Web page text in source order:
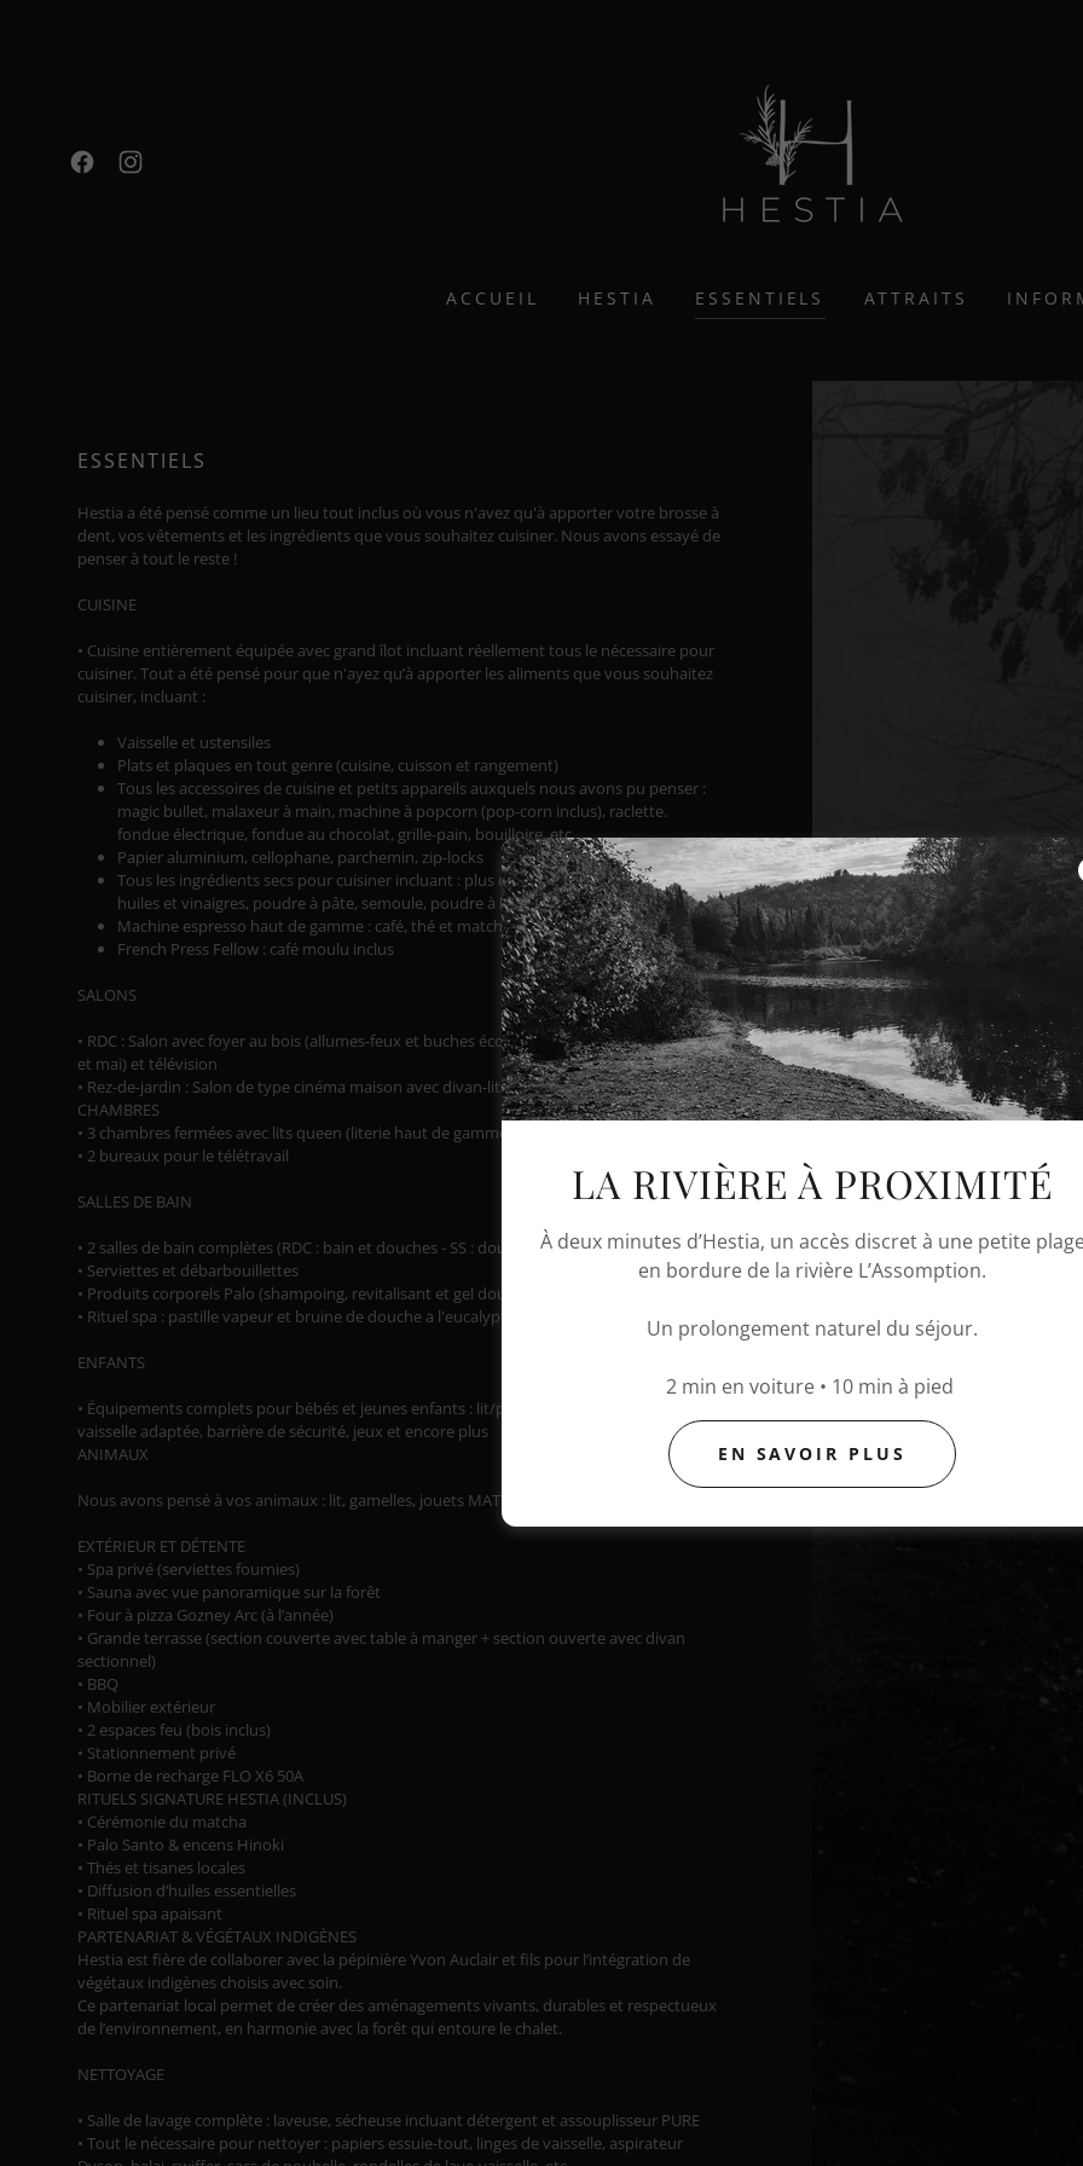
ACCUEIL HESTIA ESSENTIELS ATTRAITS
ESSENTIELS
Hestia a été pensé comme un lieu tout inclus où vous n'avez qu'à apporter votre brosse à
dent, vos vêtements et les ingrédients que vous souhaitez cuisiner. Nous avons essayé de
penser à tout le reste !
CUISINE
• Cuisine entièrement équipée avec grand îlot incluant réellement tous le nécessaire pour
cuisiner. Tout a été pensé pour que n'ayez qu’à apporter les aliments que vous souhaitez
cuisiner, incluant :
Vaisselle et ustensiles
Plats et plaques en tout genre (cuisine, cuisson et rangement)
Tous les accessoires de cuisine et petits appareils auxquels nous avons pu penser :
magic bullet, malaxeur à main, machine à popcorn (pop-corn inclus), raclette.
fondue électrique, fondue au chocolat, grille-pain, bouilloire, etc.
Papier aluminium, cellophane, parchemin, zip-locks
Tous les ingrédients secs pour cuisiner incluant : plus de 40 épices) farines, sucres,
huiles et vinaigres, poudre à pâte, semoule, poudre à lever, etc.
Machine espresso haut de gamme : café, thé et matcha inclus
French Press Fellow : café moulu inclus
SALONS
• RDC : Salon avec foyer au bois (allumes-feux et buches écologiques inclus entre septembre
et mai) et télévision
• Rez-de-jardin : Salon de type cinéma maison avec divan-lit
CHAMBRES
• 3 chambres fermées avec lits queen (literie haut de gamme)
• 2 bureaux pour le télétravail
SALLES DE BAIN
• 2 salles de bain complètes (RDC : bain et douches - SS : douche)
• Serviettes et débarbouillettes
• Produits corporels Palo (shampoing, revitalisant et gel douche)
• Rituel spa : pastille vapeur et bruine de douche a l'eucalyptus
ENFANTS
• Équipements complets pour bébés et jeunes enfants : lit/parc, chaise haute, rehausseur,
vaisselle adaptée, barrière de sécurité, jeux et encore plus
ANIMAUX
Nous avons pensé à vos animaux : lit, gamelles, jouets MATT Collective et gâteries
EXTÉRIEUR ET DÉTENTE
• Spa privé (serviettes fournies)
• Sauna avec vue panoramique sur la forêt
• Four à pizza Gozney Arc (à l’année)
• Grande terrasse (section couverte avec table à manger + section ouverte avec divan
sectionnel)
• BBQ
• Mobilier extérieur
• 2 espaces feu (bois inclus)
• Stationnement privé
• Borne de recharge FLO X6 50A
RITUELS SIGNATURE HESTIA (INCLUS)
• Cérémonie du matcha
• Palo Santo & encens Hinoki
• Thés et tisanes locales
• Diffusion d’huiles essentielles
• Rituel spa apaisant
PARTENARIAT & VÉGÉTAUX INDIGÈNES
Hestia est fière de collaborer avec la pépinière Yvon Auclair et fils pour l’intégration de
végétaux indigènes choisis avec soin.
Ce partenariat local permet de créer des aménagements vivants, durables et respectueux
de l’environnement, en harmonie avec la forêt qui entoure le chalet.
NETTOYAGE
• Salle de lavage complète : laveuse, sécheuse incluant détergent et assouplisseur PURE
• Tout le nécessaire pour nettoyer : papiers essuie-tout, linges de vaisselle, aspirateur
LA RIVIÈRE À PROXIMITÉ
À deux minutes d’Hestia, un accès discret à une petite
en bordure de la rivière L’Assomption.
Un prolongement naturel du séjour.
2 min en voiture • 10 min à pied
EN SAVOIR PLUS